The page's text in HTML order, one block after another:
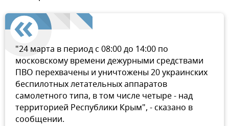
"24 марта в период с 08:00 до 14:00 по
московскому времени дежурными средствами
ПВО перехвачены и уничтожены 20 украинских
беспилотных летательных аппаратов
самолетного типа, в том числе четыре - над
территорией Республики Крым", - сказано в
сообщении.